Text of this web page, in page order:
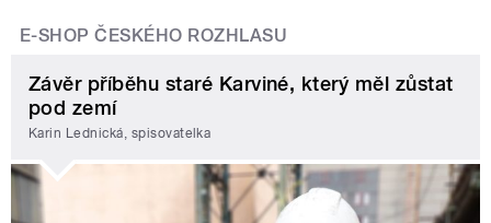
E-SHOP ČESKÉHO ROZHLASU
Závěr příběhu staré Karviné, který měl zůstat
pod zemí
Karin Lednická, spisovatelka